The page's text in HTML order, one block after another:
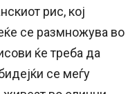
рис, кој
се размножува во
ќе треба да
се меѓу